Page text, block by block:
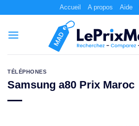
contenu
Accueil A propos Aide
TÉLÉPHONES
Samsung a80 Prix Maroc